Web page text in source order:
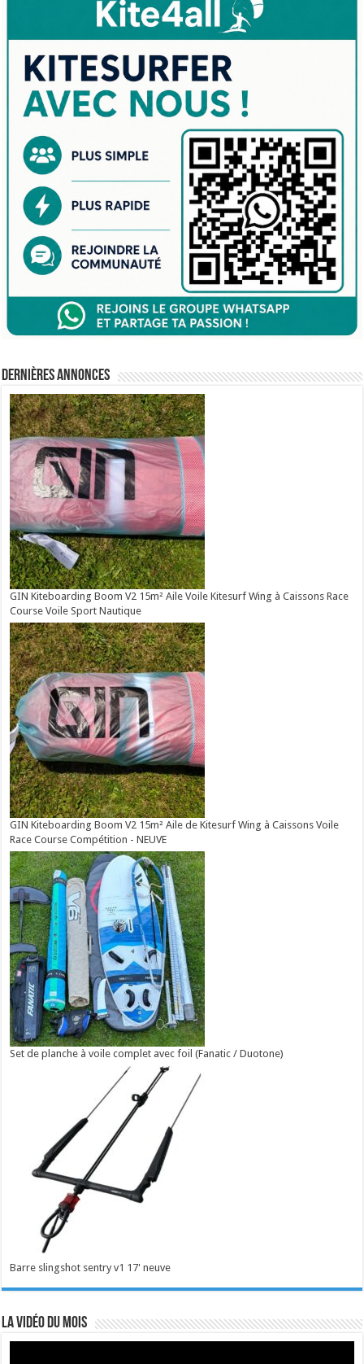
Dernières annonces
GIN Kiteboarding Boom V2 15m² Aile Voile Kitesurf Wing à Caissons Race
Course Voile Sport Nautique
GIN Kiteboarding Boom V2 15m² Aile de Kitesurf Wing à Caissons Voile
Race Course Compétition - NEUVE
Set de planche à voile complet avec foil (Fanatic / Duotone)
Barre slingshot sentry v1 17' neuve
La vidéo du mois